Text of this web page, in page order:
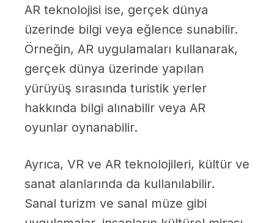
AR teknolojisi ise, gerçek dünya
üzerinde bilgi veya eğlence sunabilir.
Örneğin, AR uygulamaları kullanarak,
gerçek dünya üzerinde yapılan
yürüyüş sırasında turistik yerler
hakkında bilgi alınabilir veya AR
oyunlar oynanabilir.
Ayrıca, VR ve AR teknolojileri, kültür ve
sanat alanlarında da kullanılabilir.
Sanal turizm ve sanal müze gibi